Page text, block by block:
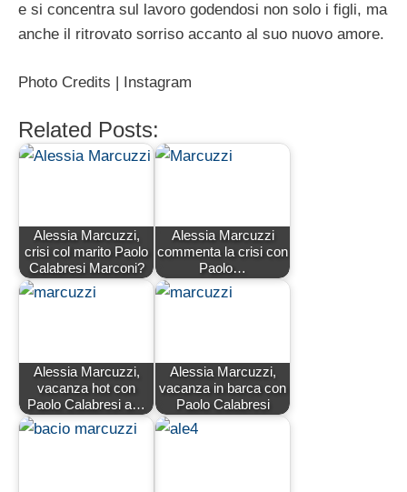
e si concentra sul lavoro godendosi non solo i figli, ma
anche il ritrovato sorriso accanto al suo nuovo amore.
Photo Credits | Instagram
Related Posts:
Alessia Marcuzzi,
crisi col marito Paolo
Calabresi Marconi?
Alessia Marcuzzi
commenta la crisi con
Paolo…
Alessia Marcuzzi,
vacanza hot con
Paolo Calabresi a…
Alessia Marcuzzi,
vacanza in barca con
Paolo Calabresi